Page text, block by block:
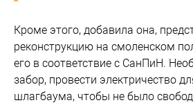
Кроме этого, добавила она,
реконструкцию на смоленском
его в соответствие с СанПиН.
забор, провести электричество
шлагбаума, чтобы не было